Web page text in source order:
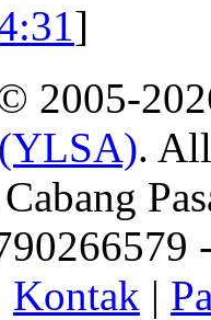
]
2005-
(YLSA).
Kontak |